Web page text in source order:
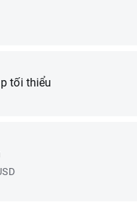
tối thiểu